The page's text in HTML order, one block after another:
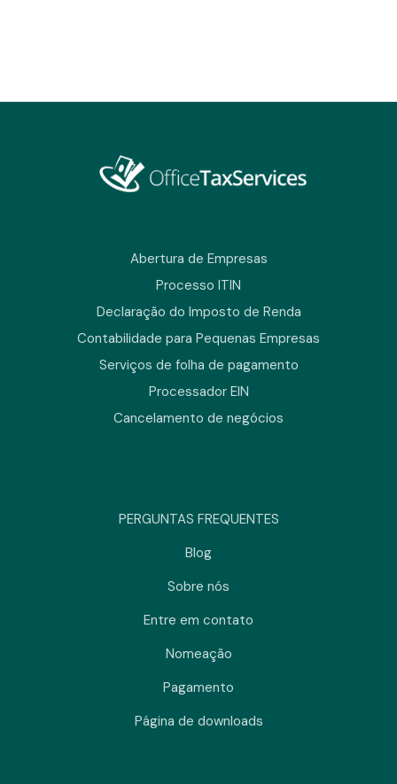
Abertura de Empresas
Processo ITIN
Declaração do Imposto de Renda
Contabilidade para Pequenas Empresas
Serviços de folha de pagamento
Processador EIN
Cancelamento de negócios
PERGUNTAS FREQUENTES
Blog
Sobre nós
Entre em contato
Nomeação
Pagamento
Página de downloads